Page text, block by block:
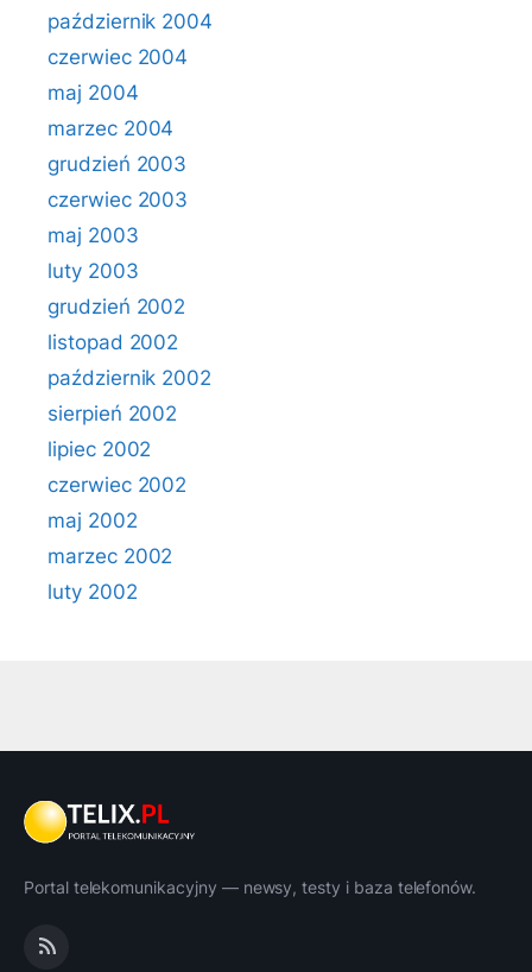
październik 2004
czerwiec 2004
maj 2004
marzec 2004
grudzień 2003
czerwiec 2003
maj 2003
luty 2003
grudzień 2002
listopad 2002
październik 2002
sierpień 2002
lipiec 2002
czerwiec 2002
maj 2002
marzec 2002
luty 2002
Portal telekomunikacyjny — newsy, testy i baza telefonów.